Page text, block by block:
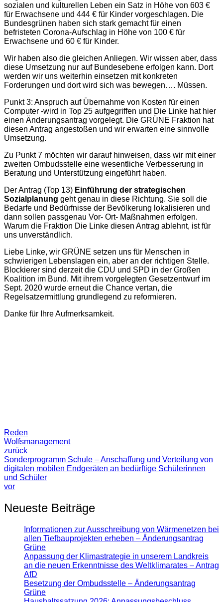
sozialen und kulturellen Leben ein Satz in Höhe von 603 €
für Erwachsene und 444 € für Kinder vorgeschlagen. Die
Bundesgrünen haben sich stark gemacht für einen
befristeten Corona-Aufschlag in Höhe von 100 € für
Erwachsene und 60 € für Kinder.
Wir haben also die gleichen Anliegen. Wir wissen aber, dass
diese Umsetzung nur auf Bundesebene erfolgen kann. Dort
werden wir uns weiterhin einsetzen mit konkreten
Forderungen und dort wird sich was bewegen…. Müssen.
Punkt 3: Anspruch auf Übernahme von Kosten für einen
Computer -wird in Top 25 aufgegriffen und Die Linke hat hier
einen Änderungsantrag vorgelegt. Die GRÜNE Fraktion hat
diesen Antrag angestoßen und wir erwarten eine sinnvolle
Umsetzung.
Zu Punkt 7 möchten wir darauf hinweisen, dass wir mit einer
zweiten Ombudsstelle eine wesentliche Verbesserung in
Beratung und Unterstützung eingeführt haben.
Der Antrag (Top 13) Einführung der strategischen
Sozialplanung geht genau in diese Richtung. Sie soll die
Bedarfe und Bedürfnisse der Bevölkerung lokalisieren und
dann sollen passgenau Vor- Ort- Maßnahmen erfolgen.
Warum die Fraktion Die Linke diesen Antrag ablehnt, ist für
uns unverständlich.
Liebe Linke, wir GRÜNE setzen uns für Menschen in
schwierigen Lebenslagen ein, aber an der richtigen Stelle.
Blockierer sind derzeit die CDU und SPD in der Großen
Koalition im Bund. Mit ihrem vorgelegten Gesetzentwurf im
Sept. 2020 wurde erneut die Chance vertan, die
Regelsatzermittlung grundlegend zu reformieren.
Danke für Ihre Aufmerksamkeit.
Reden
Wolfsmanagement
zurück
Sonderprogramm Schule – Anschaffung und Verteilung von
digitalen mobilen Endgeräten an bedürftige Schülerinnen
und Schüler
vor
Neueste Beiträge
Informationen zur Ausschreibung von Wärmenetzen bei
allen Tiefbauprojekten erheben – Änderungsantrag
Grüne
Anpassung der Klimastrategie in unserem Landkreis
an die neuen Erkenntnisse des Weltklimarates – Antrag
AfD
Besetzung der Ombudsstelle – Änderungsantrag
Grüne